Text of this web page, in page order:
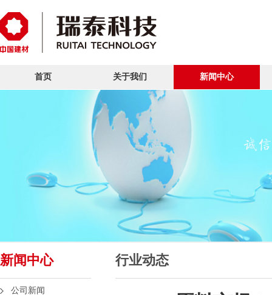
首页 关于我们 新闻中心
新闻中心
公司新闻
行业动态